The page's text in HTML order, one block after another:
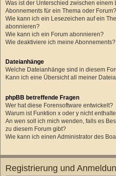
Was ist der Unterschied zwischen
Abonnements für ein Thema oder Forum?
Wie kann ich ein Lesezeichen auf ein
abonnieren?
Wie kann ich ein Forum abonnieren?
Wie deaktiviere ich meine Abonnements?
Dateianhänge
Welche Dateianhänge sind in diesem
Kann ich eine Übersicht all meiner
phpBB betreffende Fragen
Wer hat diese Forensoftware entwickelt?
Warum ist Funktion x oder y nicht
An wen soll ich mich wenden, falls es
zu diesem Forum gibt?
Wie kann ich einen Administrator des
Registrierung und